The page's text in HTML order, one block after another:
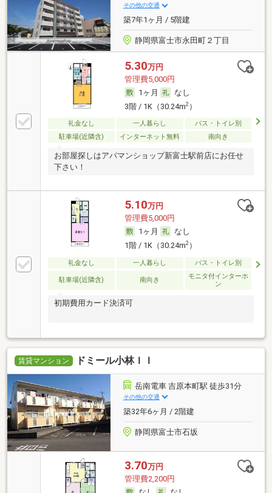
その他の交通
築7年1ヶ月 / 5階建
静岡県富士市永田町２丁目
5.30万円
管理費5,000円
1ヶ月
なし
3階 / 1K（30.24m2）
礼金なし 一人暮らし
バス・トイレ別
駐車場(近隣含)
インターネット無料 南向き
お部屋探しはアパマンショップ新富士駅前店にお任せ
下さい！
5.10万円
管理費5,000円
1ヶ月
なし
1階 / 1K（30.24m2）
礼金なし 一人暮らし バス・トイレ別
駐車場(近隣含) 南向き
モニタ付インターホ
ン
初期費用カード決済可
賃貸マンション ドミール小林ＩＩ
岳南電車 吉原本町駅 徒歩31分
その他の交通
築32年6ヶ月 / 2階建
静岡県富士市石坂
3.70万円
管理費2,200円